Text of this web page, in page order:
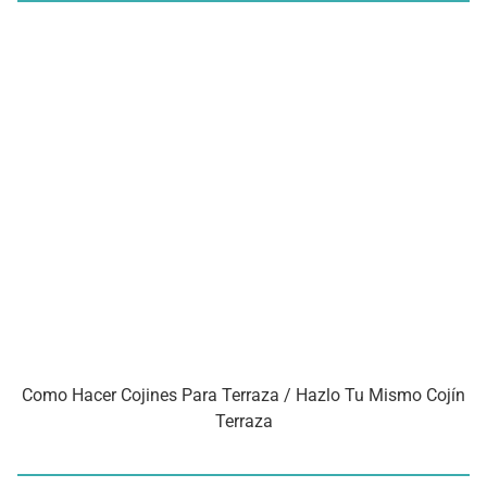
Como Hacer Cojines Para Terraza / Hazlo Tu Mismo Cojín
Terraza